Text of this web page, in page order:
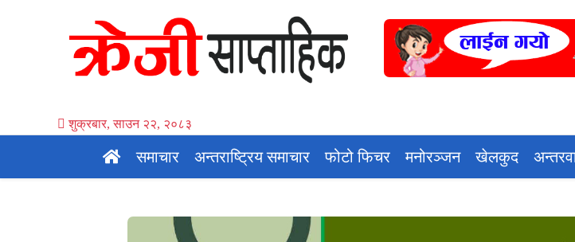
शुक्रबार, साउन २२, २०८३
समाचार अन्तराष्ट्रिय समाचार फोटो फिचर मनोरञ्जन खेलकुद